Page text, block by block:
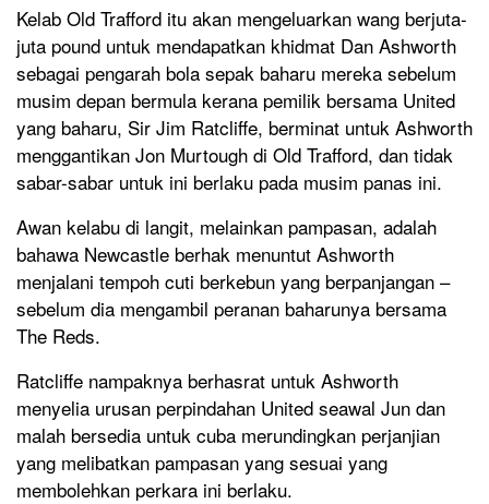
Kelab Old Trafford itu akan mengeluarkan wang berjuta-
juta pound untuk mendapatkan khidmat Dan Ashworth
sebagai pengarah bola sepak baharu mereka sebelum
musim depan bermula kerana pemilik bersama United
yang baharu, Sir Jim Ratcliffe, berminat untuk Ashworth
menggantikan Jon Murtough di Old Trafford, dan tidak
sabar-sabar untuk ini berlaku pada musim panas ini.
Awan kelabu di langit, melainkan pampasan, adalah
bahawa Newcastle berhak menuntut Ashworth
menjalani tempoh cuti berkebun yang berpanjangan –
sebelum dia mengambil peranan baharunya bersama
The Reds.
Ratcliffe nampaknya berhasrat untuk Ashworth
menyelia urusan perpindahan United seawal Jun dan
malah bersedia untuk cuba merundingkan perjanjian
yang melibatkan pampasan yang sesuai yang
membolehkan perkara ini berlaku.